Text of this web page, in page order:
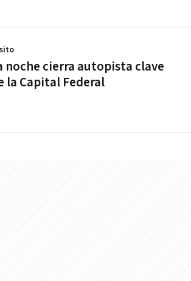
noche cierra autopista clave
la Capital Federal